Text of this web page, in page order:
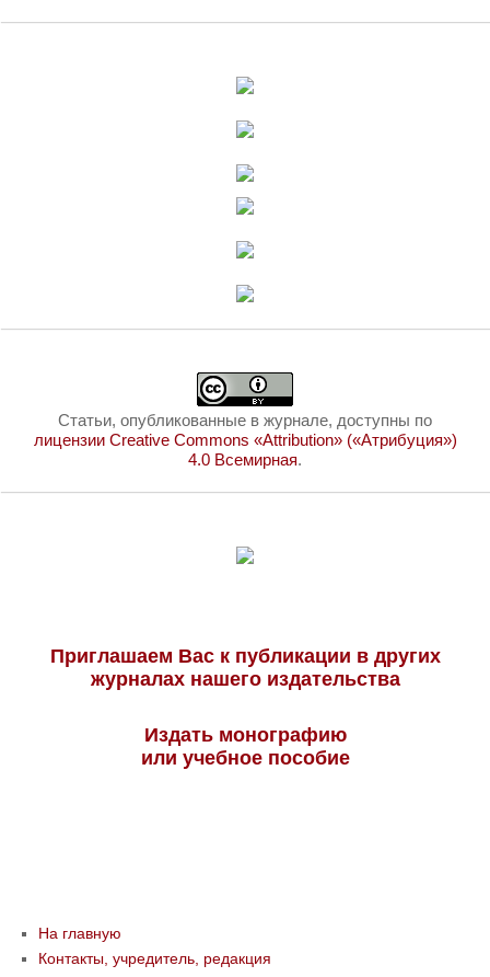
Статьи, опубликованные в журнале, доступны по
лицензии Creative Commons «Attribution» («Атрибуция»)
4.0 Всемирная.
Приглашаем Вас к публикации в других
журналах нашего издательства
Издать монографию
или учебное пособие
На главную
Контакты, учредитель, редакция